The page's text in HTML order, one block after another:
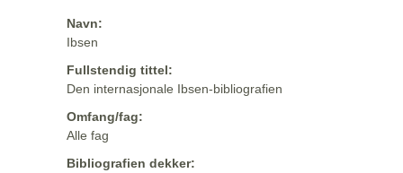
Navn:
Ibsen
Fullstendig tittel:
Den internasjonale Ibsen-bibliografien
Omfang/fag:
Alle fag
Bibliografien dekker: